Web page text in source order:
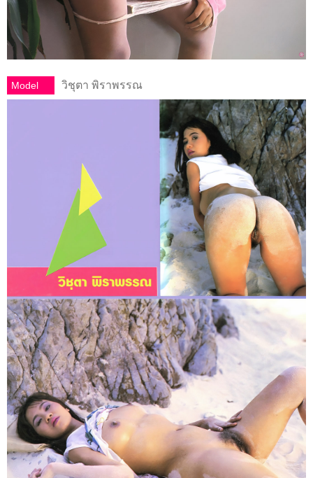
Model วิชุตา พิราพรรณ